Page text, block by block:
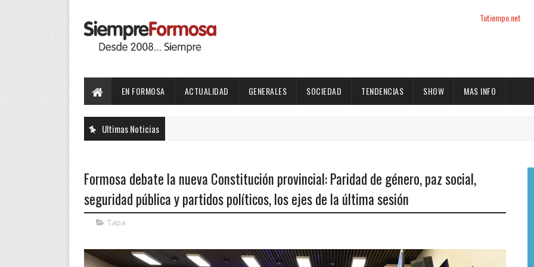
Tutiempo.net
EN FORMOSA ACTUALIDAD GENERALES SOCIEDAD TENDENCIAS SHOW MAS INFO
Ultimas Noticias
Formosa debate la nueva Constitución provincial: Paridad de género, paz social,
seguridad pública y partidos políticos, los ejes de la última sesión
Tapa